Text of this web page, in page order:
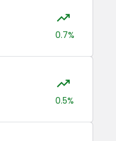
0.29%
0.7%
0.5%